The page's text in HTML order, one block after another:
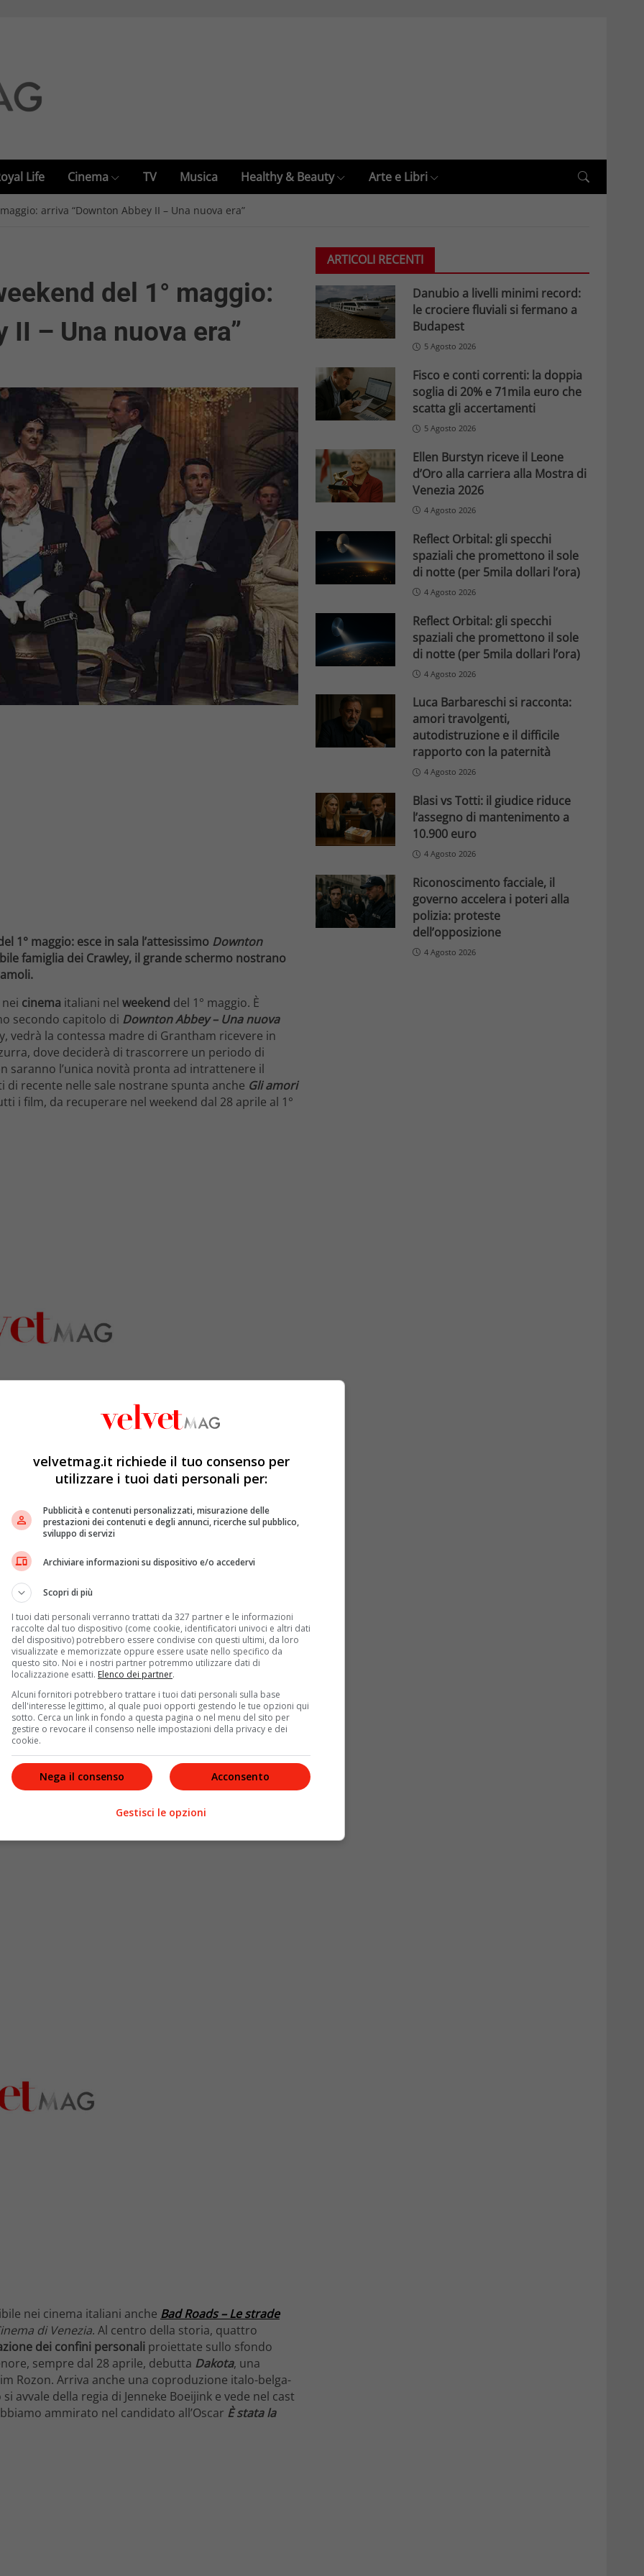
Life Cinema TV Musica Healthy & Beauty Arte e Libri
arriva “Downton Abbey II – Una nuova era”
del 1° maggio:
II – Una nuova era”
1° maggio: esce in sala l’attesissimo Downton
famiglia dei Crawley, il grande schermo nostrano
cinema italiani nel weekend del 1° maggio. È
secondo capitolo di Downton Abbey – Una nuova
vedrà la contessa madre di Grantham ricevere in
dove deciderà di trascorrere un periodo di
saranno l’unica novità pronta ad intrattenere il
recente nelle sale nostrane spunta anche Gli amori
i film, da recuperare nel weekend dal 28 aprile al 1°
dal 28 aprile al 1° maggio,
corso degli ultimi giorni, oltre
sul grande schermoLa cena perfetta, annunciato
eSalvatore Espositocome protagonisti. Insieme
a partire dal 28 aprile, ancheAnima bella, scritto
del Cinema di Roma , nella sezione Alice nella città
nei cinema italiani anche Bad Roads – Le strade
di Venezia. Al centro della storia, quattro
dei confini personali proiettate sullo sfondo
sempre dal 28 aprile, debutta Dakota, una
Rozon. Arriva anche una coproduzione italo-belga-
avvale della regia di Jenneke Boeijink e vede nel cast
ammirato nel candidato all’Oscar È stata la
ARTICOLI RECENTI
Danubio a livelli minimi record:
le crociere fluviali si fermano a
Budapest
5 Agosto 2026
Fisco e conti correnti: la doppia
soglia di 20% e 71mila euro che
scatta gli accertamenti
5 Agosto 2026
Ellen Burstyn riceve il Leone
d’Oro alla carriera alla Mostra di
Venezia 2026
4 Agosto 2026
Reflect Orbital: gli specchi
spaziali che promettono il sole
di notte (per 5mila dollari l’ora)
4 Agosto 2026
Reflect Orbital: gli specchi
spaziali che promettono il sole
di notte (per 5mila dollari l’ora)
4 Agosto 2026
Luca Barbareschi si racconta:
amori travolgenti,
autodistruzione e il difficile
rapporto con la paternità
4 Agosto 2026
Blasi vs Totti: il giudice riduce
l’assegno di mantenimento a
10.900 euro
4 Agosto 2026
Riconoscimento facciale, il
governo accelera i poteri alla
polizia: proteste
dell’opposizione
4 Agosto 2026
velvetmag.it richiede il tuo consenso per
utilizzare i tuoi dati personali per:
Pubblicità e contenuti personalizzati, misurazione delle
prestazioni dei contenuti e degli annunci, ricerche sul pubblico,
sviluppo di servizi
Archiviare informazioni su dispositivo e/o accedervi
Scopri di più
I tuoi dati personali verranno trattati da 327 partner e le informazioni
raccolte dal tuo dispositivo (come cookie, identificatori univoci e altri dati
del dispositivo) potrebbero essere condivise con questi ultimi, da loro
visualizzate e memorizzate oppure essere usate nello specifico da
questo sito. Noi e i nostri partner potremmo utilizzare dati di
localizzazione esatti. Elenco dei partner.
Alcuni fornitori potrebbero trattare i tuoi dati personali sulla base
dell'interesse legittimo, al quale puoi opporti gestendo le tue opzioni qui
sotto. Cerca un link in fondo a questa pagina o nel menu del sito per
gestire o revocare il consenso nelle impostazioni della privacy e dei
cookie.
Acconsento
Nega il consenso
Gestisci le opzioni